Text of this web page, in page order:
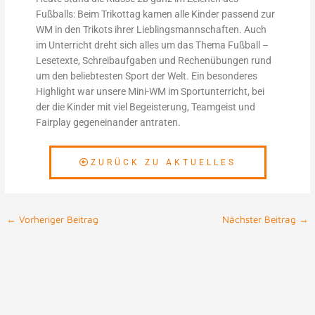
Fußballs: Beim Trikottag kamen alle Kinder passend zur
WM in den Trikots ihrer Lieblingsmannschaften. Auch
im Unterricht dreht sich alles um das Thema Fußball –
Lesetexte, Schreibaufgaben und Rechenübungen rund
um den beliebtesten Sport der Welt. Ein besonderes
Highlight war unsere Mini-WM im Sportunterricht, bei
der die Kinder mit viel Begeisterung, Teamgeist und
Fairplay gegeneinander antraten.
ZURÜCK ZU AKTUELLES
← Vorheriger Beitrag Nächster Beitrag →